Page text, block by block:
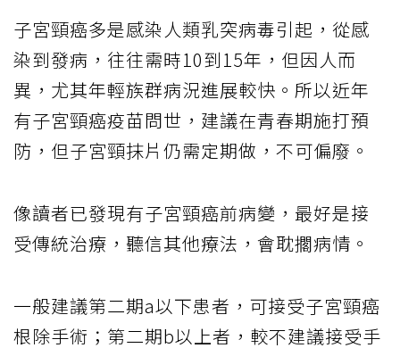
子宮頸癌多是感染人類乳突病毒引起，從感
染到發病，往往需時10到15年，但因人而
異，尤其年輕族群病況進展較快。所以近年
有子宮頸癌疫苗問世，建議在青春期施打預
防，但子宮頸抹片仍需定期做，不可偏廢。
像讀者已發現有子宮頸癌前病變，最好是接
受傳統治療，聽信其他療法，會耽擱病情。
一般建議第二期a以下患者，可接受子宮頸癌
根除手術；第二期b以上者，較不建議接受手